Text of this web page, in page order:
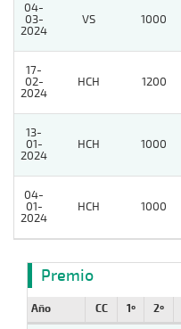
04-
03-
2024
VS 1000
17-
02-
2024
HCH 1200
13-
01-
2024
HCH 1000
04-
01-
2024
HCH 1000
Premio
Año CC 1º 2º